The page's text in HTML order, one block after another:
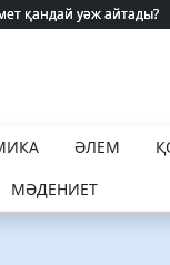
қандай уәж айтады?
қандай уәж айтады?
ӘЛЕМ
МӘДЕНИЕТ